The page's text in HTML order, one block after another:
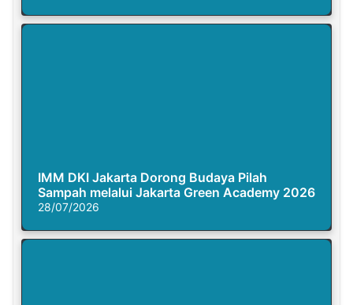
IMM DKI Jakarta Dorong Budaya Pilah
Sampah melalui Jakarta Green Academy 2026
28/07/2026